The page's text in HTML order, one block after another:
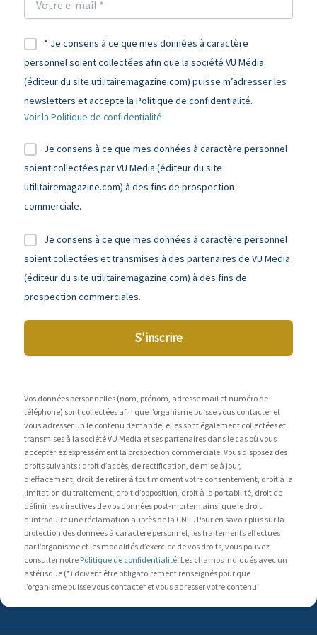
* Je consens à ce que mes données à caractère
personnel soient collectées afin que la société VU Média
(éditeur du site utilitairemagazine.com) puisse m’adresser les
newsletters et accepte la Politique de confidentialité.
Voir la Politique de confidentialité
Je consens à ce que mes données à caractère personnel
soient collectées par VU Media (éditeur du site
utilitairemagazine.com) à des fins de prospection
commerciale.
Je consens à ce que mes données à caractère personnel
soient collectées et transmises à des partenaires de VU Media
(éditeur du site utilitairemagazine.com) à des fins de
prospection commerciales.
S'inscrire
Vos données personnelles (nom, prénom, adresse mail et numéro de
téléphone) sont collectées afin que l’organisme puisse vous contacter et
vous adresser un le contenu demandé, elles sont également collectées et
transmises à la société VU Media et ses partenaires dans le cas où vous
accepteriez expressément la prospection commerciale. Vous disposez des
droits suivants : droit d’accès, de rectification, de mise à jour,
d’effacement, droit de retirer à tout moment votre consentement, droit à la
limitation du traitement, droit d’opposition, droit à la portabilité, droit de
définir les directives de vos données post-mortem ainsi que le droit
d’introduire une réclamation auprès de la CNIL. Pour en savoir plus sur la
protection des données à caractère personnel, les traitements effectués
par l’organisme et les modalités d’exercice de vos droits, vous pouvez
consulter notre Politique de confidentialité. Les champs indiqués avec un
astérisque (*) doivent être obligatoirement renseignés pour que
l’organisme puisse vous contacter et vous adresser votre contenu.